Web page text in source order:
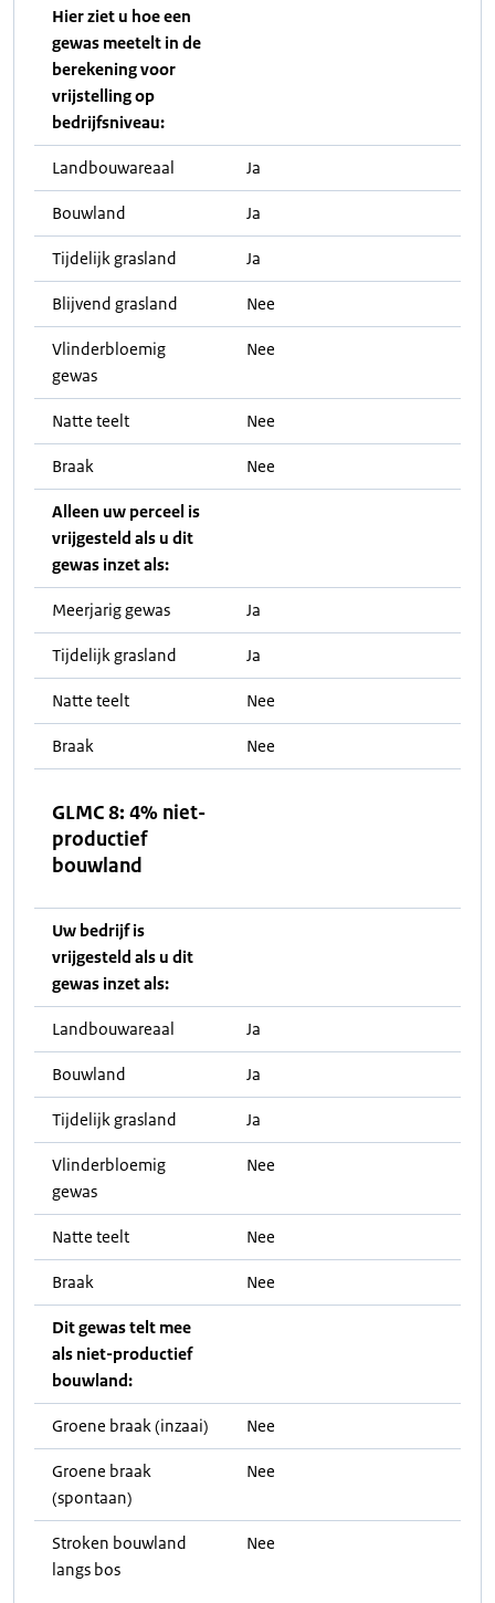
Hier ziet u hoe een
gewas meetelt in de
berekening voor
vrijstelling op
bedrijfsniveau:
Landbouwareaal Ja
Bouwland Ja
Tijdelijk grasland Ja
Blijvend grasland Nee
Vlinderbloemig
gewas
Nee
Natte teelt Nee
Braak Nee
Alleen uw perceel is
vrijgesteld als u dit
gewas inzet als:
Meerjarig gewas Ja
Tijdelijk grasland Ja
Natte teelt Nee
Braak Nee
GLMC 8: 4% niet-
productief
bouwland
Uw bedrijf is
vrijgesteld als u dit
gewas inzet als:
Landbouwareaal Ja
Bouwland Ja
Tijdelijk grasland Ja
Vlinderbloemig
gewas
Nee
Natte teelt Nee
Braak Nee
Dit gewas telt mee
als niet-productief
bouwland:
Groene braak (inzaai) Nee
Groene braak
(spontaan)
Nee
Stroken bouwland
langs bos
Nee